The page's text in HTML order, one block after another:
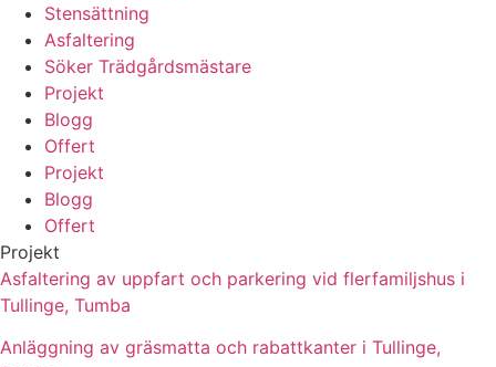
Stensättning
Asfaltering
Söker Trädgårdsmästare
Projekt
Blogg
Offert
Projekt
Blogg
Offert
Projekt
Asfaltering av uppfart och parkering vid flerfamiljshus i
Tullinge, Tumba
Anläggning av gräsmatta och rabattkanter i Tullinge,